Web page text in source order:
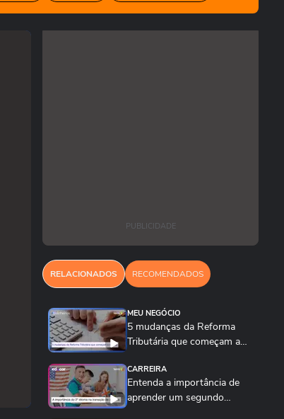
PUBLICIDADE
RELACIONADOS RECOMENDADOS
MEU NEGÓCIO
5 mudanças da Reforma
Tributária que começam a
CARREIRA
Entenda a importância de
aprender um segundo